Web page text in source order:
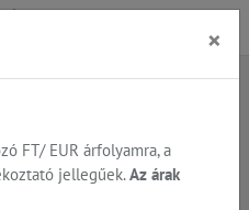
található
nem található!
×
FT/ EUR árfolyamra, a
jellegűek. Az árak